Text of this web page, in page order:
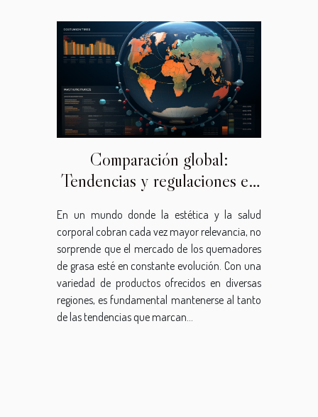
Comparación global:
Tendencias y regulaciones en
de grasa
En un mundo donde la estética y la salud
corporal cobran cada vez mayor relevancia, no
sorprende que el mercado de los quemadores
de grasa esté en constante evolución. Con una
variedad de productos ofrecidos en diversas
regiones, es fundamental mantenerse al tanto
de las tendencias que marcan...